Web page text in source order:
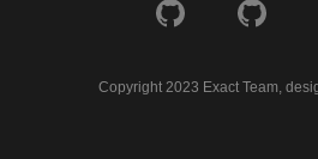
Copyright 2023 Exact Team,